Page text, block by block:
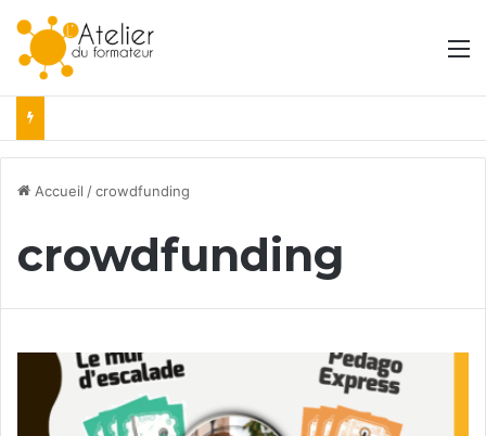
Accueil /crowdfunding
crowdfunding